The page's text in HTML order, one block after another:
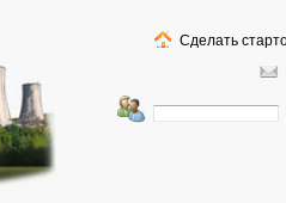
Сделать